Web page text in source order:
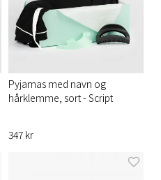
Pyjamas med navn og
hårklemme, sort - Script
347 kr